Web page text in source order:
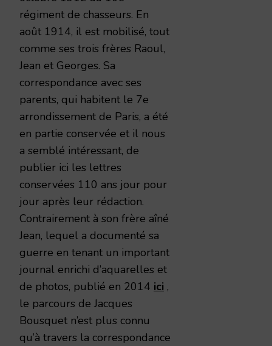
régiment de chasseurs. En
août 1914, il est mobilisé, tout
comme ses trois frères Raoul,
Jean et Georges. Sa
correspondance avec ses
parents, qui habitent le 7e
arrondissement de Paris, a été
en partie conservée et il nous
a semblé intéressant, de
publier ici les lettres
conservées 110 ans jour pour
jour après leur rédaction.
Contrairement à son frère aîné
Jean, lequel a documenté sa
guerre en tenant un important
journal enrichi d’aquarelles et
de photos, publié en 2014 ici ,
le parcours de Jacques
Bousquet n’est plus connu
qu’à travers la correspondance